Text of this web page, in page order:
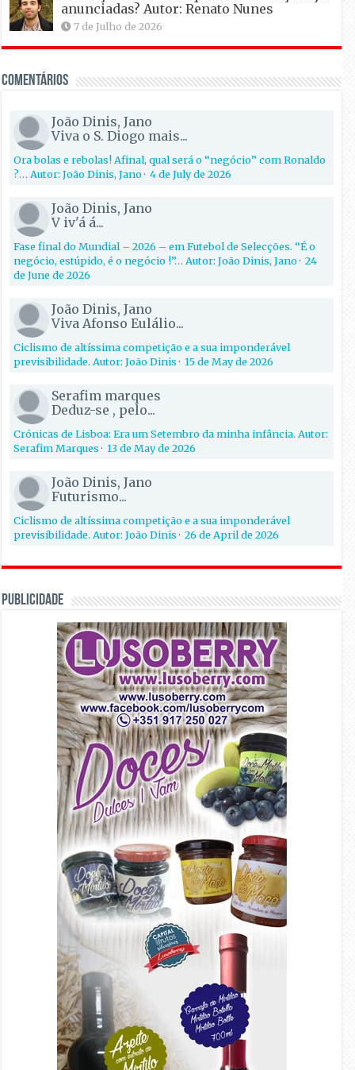
anunciadas? Autor: Renato Nunes
7 de Julho de 2026
Comentários
João Dinis, Jano
Viva o S. Diogo mais...
Ora bolas e rebolas! Afinal, qual será o “negócio” com Ronaldo
?… Autor: João Dinis, Jano·4 de July de 2026
João Dinis, Jano
V iv'á á...
Fase final do Mundial – 2026 – em Futebol de Selecções. “É o
negócio, estúpido, é o negócio !”… Autor: João Dinis, Jano·24
de June de 2026
João Dinis, Jano
Viva Afonso Eulálio...
Ciclismo de altíssima competição e a sua imponderável
previsibilidade. Autor: João Dinis·15 de May de 2026
Serafim marques
Deduz-se , pelo...
Crónicas de Lisboa: Era um Setembro da minha infância. Autor:
Serafim Marques·13 de May de 2026
João Dinis, Jano
Futurismo...
Ciclismo de altíssima competição e a sua imponderável
previsibilidade. Autor: João Dinis·26 de April de 2026
PUBLICIDADE